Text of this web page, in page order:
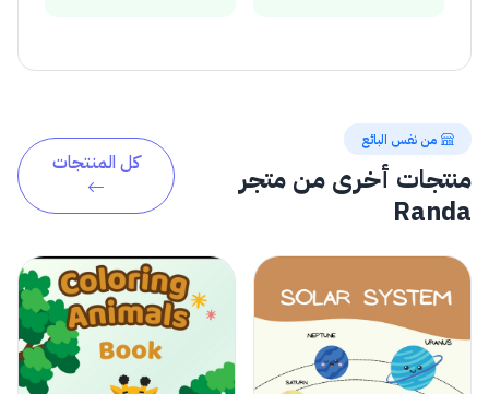
من نفس البائع
منتجات أخرى من متجر
Randa
كل المنتجات